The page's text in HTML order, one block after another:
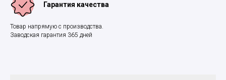
Гарантия качества
Товар напрямую с производства.
Заводская гарантия 365 дней